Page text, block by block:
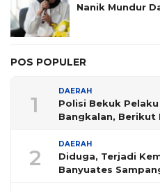
Nanik Mundur
POS POPULER
1
DAERAH
Polisi Bekuk
Bangkalan, Berikut
2
DAERAH
Diduga, Terjadi
Banyuates